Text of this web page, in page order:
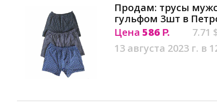
Продам: трусы
гульфом 3шт в
Цена 586 Р.
7.71
13 августа 2023 г. в